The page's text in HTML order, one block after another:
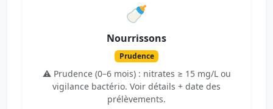
🍼
Nourrissons
Prudence
⚠️ Prudence (0–6 mois) : nitrates ≥ 15 mg/L ou
vigilance bactério. Voir détails + date des
prélèvements.